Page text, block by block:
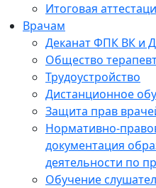
Итоговая
Врачам
Деканат ФПК ВК и
Общество
Трудоустройство
Дистанционное
Защита прав
Нормативно-
документация
деятельности по
Обучение